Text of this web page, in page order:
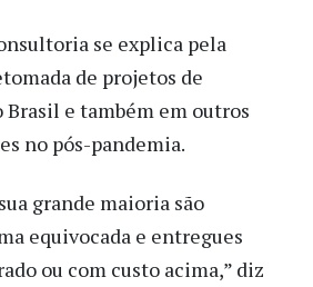
se explica pela
de projetos de
e também em outros
no pós-pandemia.
grande maioria são
equivocada e entregues
ou com custo acima,” diz